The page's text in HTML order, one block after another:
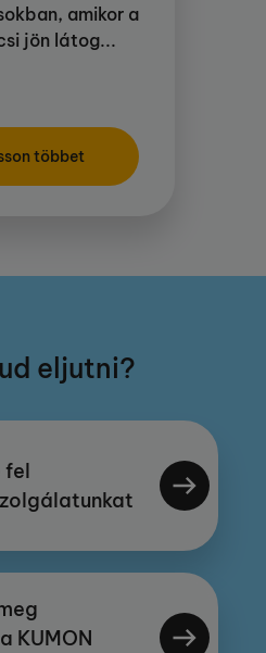
amikor a
jön látog...
többet
eljutni?
fel
KUMON